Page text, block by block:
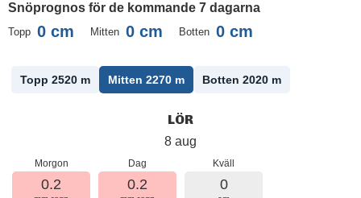
Snöprognos för de kommande 7 dagarna
Topp 0 cm Mitten 0 cm Botten 0 cm
Topp 2520 m Mitten 2270 m Botten 2020 m
LÖR
8 aug
Morgon
0.2
Dag
0.2
Kväll
0